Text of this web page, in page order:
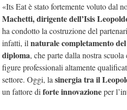
«Its Eat è stato fortemente voluto dal
Machetti, dirigente dell’Isis
ha condotto la costruzione del
infatti, ilnaturale completamento
diploma, che parte dalla nostra
figure professionali altamente
settore. Oggi, lasinergia tra il
un fattore diforte innovazioneper